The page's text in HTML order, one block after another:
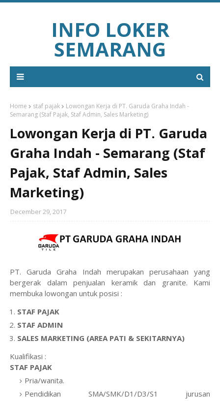
INFO LOKER
SEMARANG
Home staf pajak
Lowongan Kerja di PT. Garuda Graha Indah -
Semarang (Staf Pajak, Staf Admin, Sales Marketing)
Lowongan Kerja di PT. Garuda
Graha Indah - Semarang (Staf
Pajak, Staf Admin, Sales
Marketing)
December 29, 2017
PT. Garuda Graha Indah merupakan perusahaan yang
bergerak dalam penjualan keramik dan granite. Kami
membuka lowongan untuk posisi :
STAF PAJAK
STAF ADMIN
SALES MARKETING (AREA PATI & SEKITARNYA)
Kualifikasi :
STAF PAJAK
Pria/wanita.
Pendidikan SMA/SMK/D1/D3/S1 jurusan